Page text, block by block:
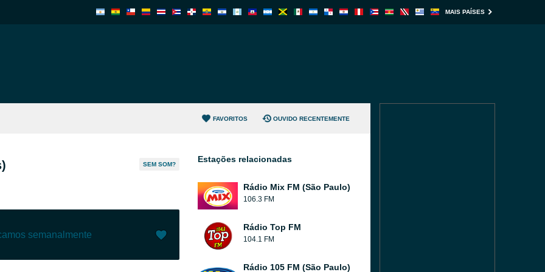
MAIS PAÍSES
FAVORITOS OUVIDO RECENTEMENTE
SEM SOM?
semanalmente
Estações relacionadas
Rádio Mix FM (São Paulo)
106.3 FM
Rádio Top FM
104.1 FM
Rádio 105 FM (São Paulo)